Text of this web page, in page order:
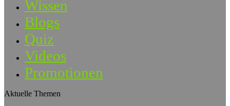
Wissen
Blogs
Quiz
Videos
Promotionen
Aktuelle Themen